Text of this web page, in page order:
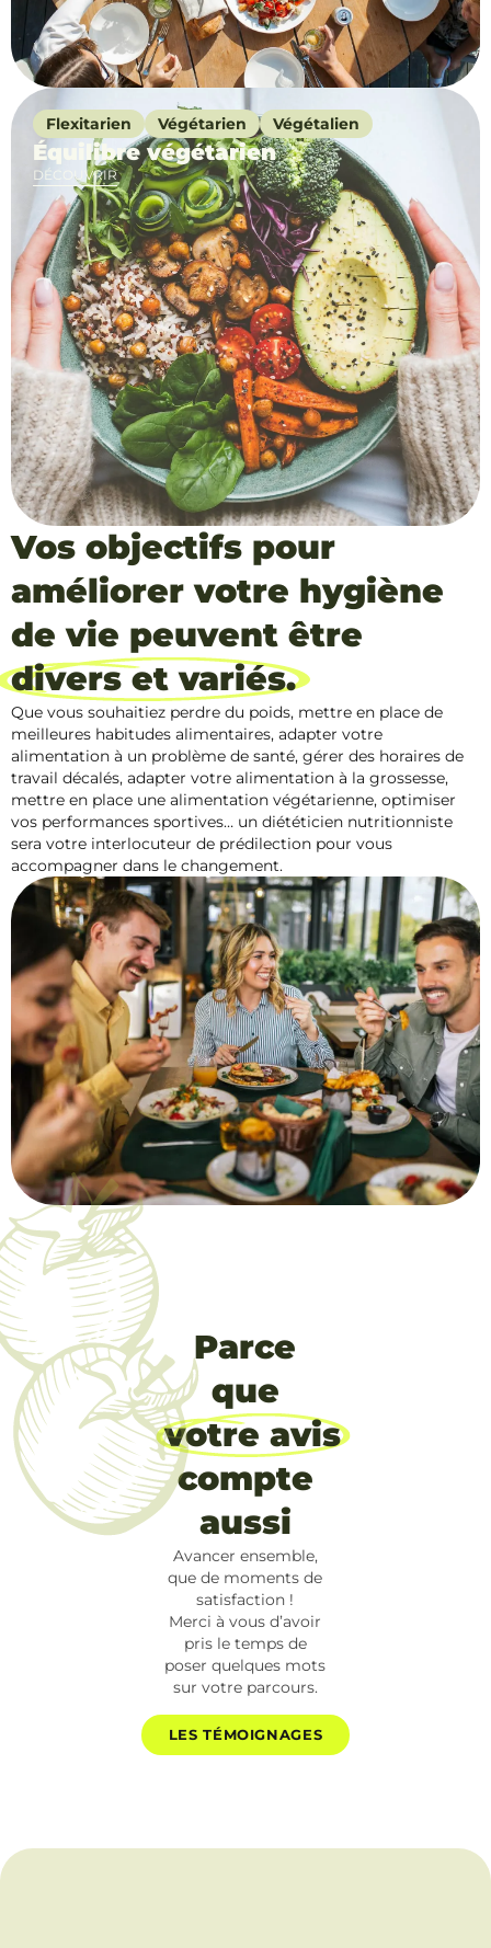
Flexitarien Végétarien Végétalien
Équilibre végétarien
DÉCOUVRIR
Vos objectifs pour
améliorer votre hygiène
de vie peuvent être
divers et variés.
Que vous souhaitiez perdre du poids, mettre en place de
meilleures habitudes alimentaires, adapter votre
alimentation à un problème de santé, gérer des horaires de
travail décalés, adapter votre alimentation à la grossesse,
mettre en place une alimentation végétarienne, optimiser
vos performances sportives… un diététicien nutritionniste
sera votre interlocuteur de prédilection pour vous
accompagner dans le changement.
Parce
que
votre avis
compte
aussi
Avancer ensemble,
que de moments de
satisfaction !
Merci à vous d’avoir
pris le temps de
poser quelques mots
sur votre parcours.
LES TÉMOIGNAGES